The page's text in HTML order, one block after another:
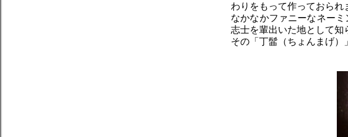
わりをもって作っておられ
なかなかファニーなネー
志士を輩出いた地として知
その「丁髷（ちょんまげ